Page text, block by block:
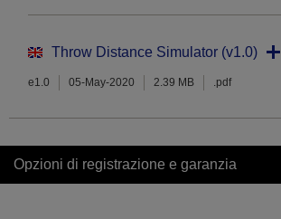
Throw Distance Simulator (v1.0)
e1.0 05-May-2020 2.39 MB .pdf
Opzioni di registrazione e garanzia